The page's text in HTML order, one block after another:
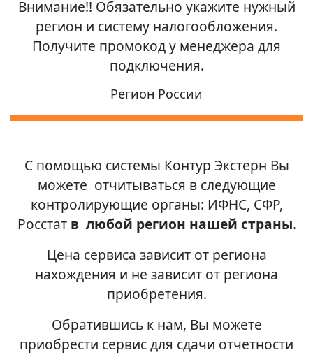
Внимание!! Обязательно укажите нужный
регион и систему налогообложения.
Получите промокод у менеджера для
подключения.
Регион России
С помощью системы Контур Экстерн Вы
можете отчитываться в следующие
контролирующие органы: ИФНС, СФР,
Росстат в любой регион нашей страны.
Цена сервиса зависит от региона
нахождения и не зависит от региона
приобретения.
Обратившись к нам, Вы можете
приобрести сервис для сдачи отчетности